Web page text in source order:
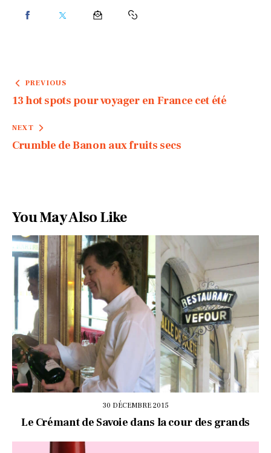
PREVIOUS
13 hot spots pour voyager en France cet été
NEXT
Crumble de Banon aux fruits secs
You May Also Like
30 DÉCEMBRE 2015
Le Crémant de Savoie dans la cour des grands